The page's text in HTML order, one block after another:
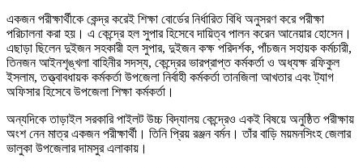
একজন পরীক্ষার্থীকে কেন্দ্র করেই শিক্ষা বোর্ডের নির্ধারিত বিধি অনুসরণ করে পরীক্ষা
পরিচালনা করা হয়। এ কেন্দ্রে হল সুপার হিসেবে দায়িত্ব পালন করেন আনেয়ার হোসেন।
এছাড়া ছিলেন দুইজন সহকারী হল সুপার, দুইজন কক্ষ পরিদর্শক, পাঁচজন সহায়ক কর্মচারী,
তিনজন আইনশৃঙ্খলা বাহিনীর সদস্য, কেন্দ্রের ভারপ্রাপ্ত কর্মকর্তা ও অধ্যক্ষ রফিকুল
ইসলাম, তত্ত্বাবধায়ক কর্মকর্তা উপজেলা নির্বাহী কর্মকর্তা তানজিলা আখতার এবং ট্যাগ
অফিসার হিসেবে উপজেলা শিক্ষা কর্মকর্তা।
অন্যদিকে তাড়াইল সরকারি পাইলট উচ্চ বিদ্যালয় কেন্দ্রেও একই বিষয়ে অনুষ্ঠিত পরীক্ষায়
অংশ নেন মাত্র একজন পরীক্ষার্থী। তিনি প্রিয় রঞ্জন বর্মন। তাঁর বাড়ি ময়মনসিংহ জেলার
ভালুকা উপজেলার দামসুর এলাকায়।